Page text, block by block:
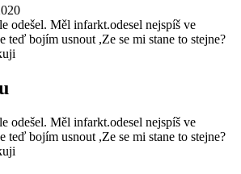
odešel. Měl infarkt.odesel nejspíš ve
teď bojím usnout ,Ze se mi stane to stejne?
odešel. Měl infarkt.odesel nejspíš ve
teď bojím usnout ,Ze se mi stane to stejne?